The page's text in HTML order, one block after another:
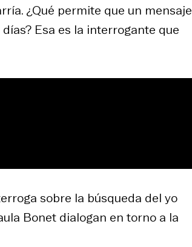
¿Qué permite que un mensaje
Esa es la interrogante que
sobre la búsqueda del yo
Bonet dialogan en torno a la